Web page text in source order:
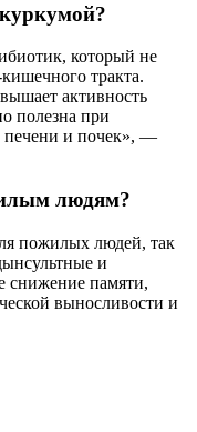
который не
тракта.
активность
полезна при
печени и почек», —
людям?
пожилых людей, так
и
снижение памяти,
выносливости и